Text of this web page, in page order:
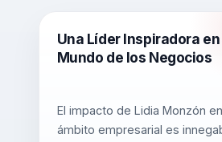
Una Líder Inspiradora en
Mundo de los Negocios
El impacto de Lidia Monzón
ámbito empresarial es